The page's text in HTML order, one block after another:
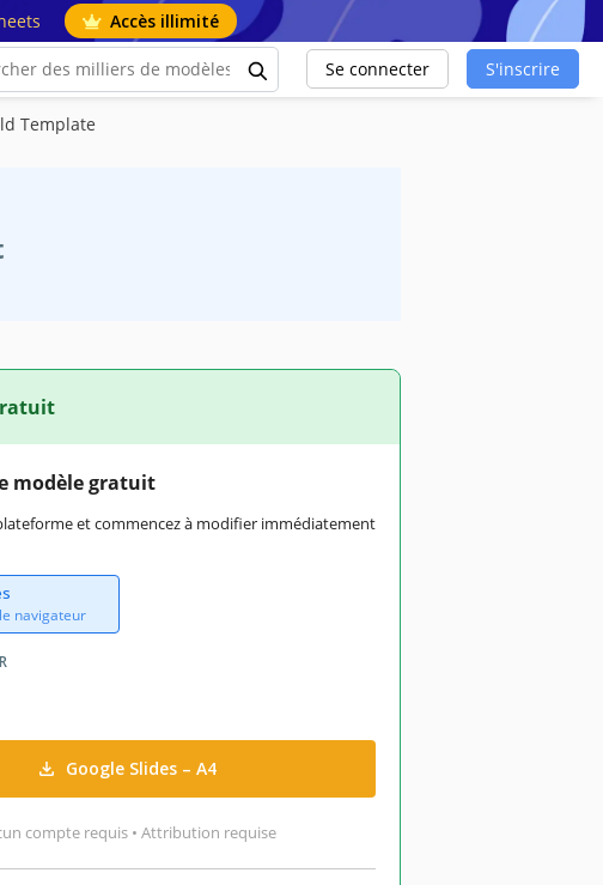
Accès illimité
Se connecter S'inscrire
Template
modèle gratuit
et commencez à modifier immédiatement
navigateur
Google Slides – A4
compte requis • Attribution requise